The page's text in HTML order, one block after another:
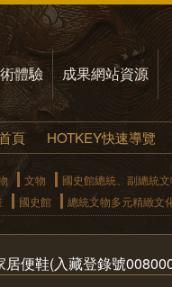
體驗 成果網站資源
頁 HOTKEY快速導覽
文物
國史館總統、副總統
國史館 總統文物多元精緻文
便鞋(入藏登錄號